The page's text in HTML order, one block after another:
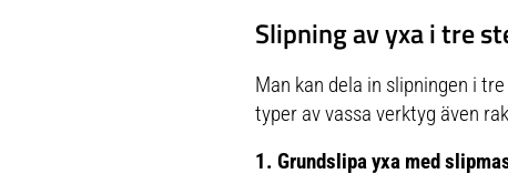
Slipning av yxa i tre
Man kan dela in slipningen i
typer av vassa verktyg även
1. Grundslipa yxa med